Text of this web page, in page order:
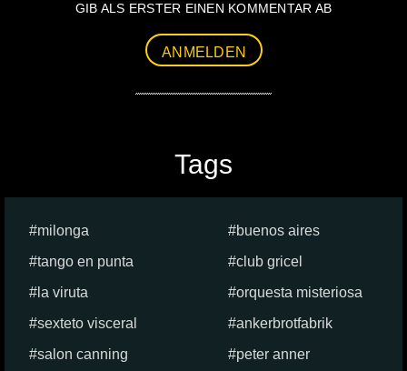
GIB ALS ERSTER EINEN KOMMENTAR AB
ANMELDEN
Tags
milonga
buenos aires
tango en punta
club gricel
la viruta
orquesta misteriosa
sexteto visceral
ankerbrotfabrik
salon canning
peter anner